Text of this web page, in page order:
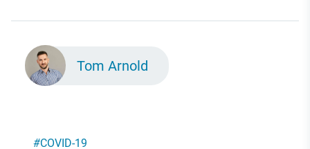
Tom Arnold
#COVID-19